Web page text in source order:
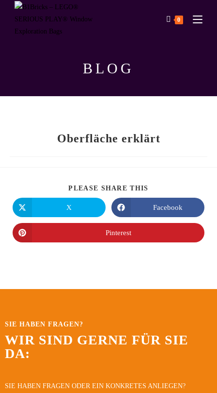
0
BLOG
Oberfläche erklärt
PLEASE SHARE THIS
X Facebook
Pinterest
SIE HABEN FRAGEN?
WIR SIND GERNE FÜR SIE
DA:
SIE HABEN FRAGEN ODER EIN KONKRETES ANLIEGEN?